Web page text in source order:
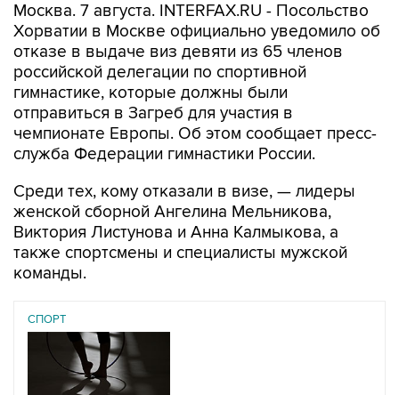
Москва. 7 августа. INTERFAX.RU - Посольство
Хорватии в Москве официально уведомило об
отказе в выдаче виз девяти из 65 членов
российской делегации по спортивной
гимнастике, которые должны были
отправиться в Загреб для участия в
чемпионате Европы. Об этом сообщает пресс-
служба Федерации гимнастики России.
Среди тех, кому отказали в визе, — лидеры
женской сборной Ангелина Мельникова,
Виктория Листунова и Анна Калмыкова, а
также спортсмены и специалисты мужской
команды.
СПОРТ